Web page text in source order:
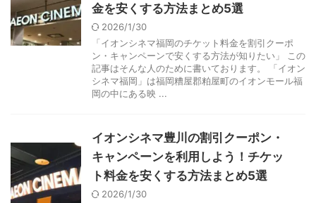
金を安くする方法まとめ5選
2026/1/30
「イオンシネマ福岡のチケット料金を割引クーポ
ン・キャンペーンで安くする方法が知りたい」 この
記事はそんな人のために書いております。 「イオン
シネマ福岡」は福岡糟屋郡粕屋町のイオンモール福
岡の中にある映 ...
イオンシネマ豊川の割引クーポン・
キャンペーンを利用しよう！チケッ
ト料金を安くする方法まとめ5選
2026/1/30